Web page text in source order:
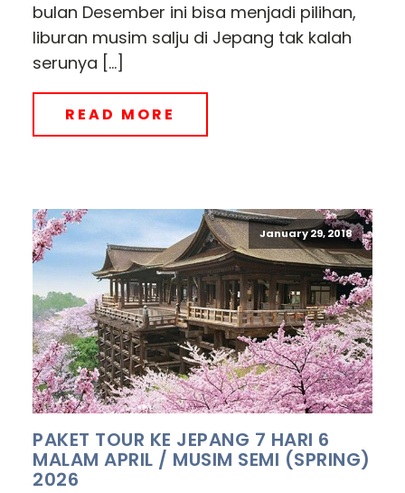
bulan Desember ini bisa menjadi pilihan,
liburan musim salju di Jepang tak kalah
serunya […]
READ MORE
January 29, 2018
PAKET TOUR KE JEPANG 7 HARI 6
MALAM APRIL / MUSIM SEMI (SPRING)
2026